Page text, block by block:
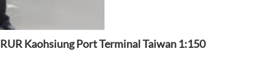
RUR Kaohsiung Port Terminal Taiwan 1:150